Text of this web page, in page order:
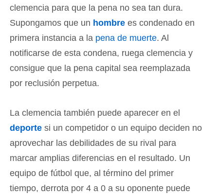
clemencia para que la pena no sea tan dura.
Supongamos que un hombre es condenado en
primera instancia a la pena de muerte. Al
notificarse de esta condena, ruega clemencia y
consigue que la pena capital sea reemplazada
por reclusión perpetua.
La clemencia también puede aparecer en el
deporte si un competidor o un equipo deciden no
aprovechar las debilidades de su rival para
marcar amplias diferencias en el resultado. Un
equipo de fútbol que, al término del primer
tiempo, derrota por 4 a 0 a su oponente puede